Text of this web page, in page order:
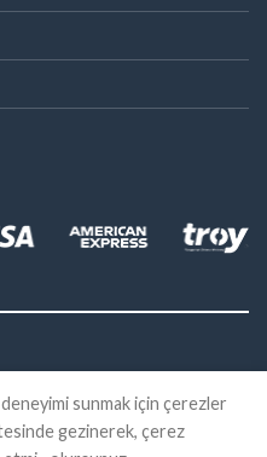
Market
KVKK
sunmak için çerezler
gezinerek, çerez